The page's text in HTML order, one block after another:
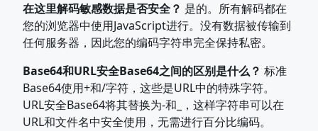
在这里解码敏感数据是否安全？ 是的。所有解码都在
您的浏览器中使用JavaScript进行。没有数据被传输到
任何服务器，因此您的编码字符串完全保持私密。
Base64和URL安全Base64之间的区别是什么？ 标准
Base64使用+和/字符，这些是URL中的特殊字符。
URL安全Base64将其替换为-和_，这样字符串可以在
URL和文件名中安全使用，无需进行百分比编码。